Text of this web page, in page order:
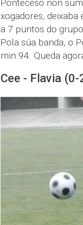
Ponteceso non
xogadores,
a 7 puntos do
Pola súa banda, o
min.94. Queda
Cee - Flavia (0-